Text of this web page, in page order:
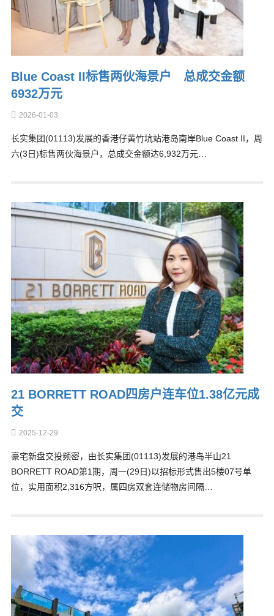
Blue Coast II标售两伙海景户 总成交金额
6932万元
2026-01-03
长实集团(01113)发展的香港仔黄竹坑站港岛南岸Blue Coast II，周
六(3日)标售两伙海景户，总成交金额达6,932万元…
21 BORRETT ROAD四房户连车位1.38亿元成
交
2025-12-29
豪宅新盘交投频密，由长实集团(01113)发展的港岛半山21
BORRETT ROAD第1期，周一(29日)以招标形式售出5楼07号单
位，实用面积2,316方呎，属四房双套连储物房间隔…